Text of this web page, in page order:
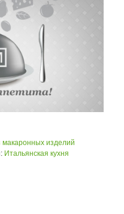
макаронных изделий
Итальянская кухня